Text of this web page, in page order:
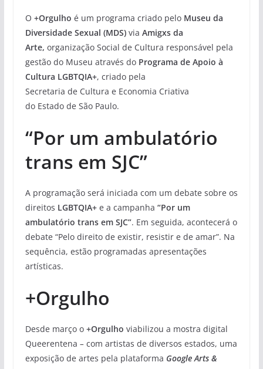
O +Orgulho é um programa criado pelo Museu da
Diversidade Sexual (MDS) via Amigxs da
Arte, organização Social de Cultura responsável pela
gestão do Museu através do Programa de Apoio à
Cultura LGBTQIA+, criado pela
Secretaria de Cultura e Economia Criativa
do Estado de São Paulo.
“Por um ambulatório
trans em SJC”
A programação será iniciada com um debate sobre os
direitos LGBTQIA+e a campanha “Por um
ambulatório trans em SJC”. Em seguida, acontecerá o
debate “Pelo direito de existir, resistir e de amar”. Na
sequência, estão programadas apresentações
artísticas.
+Orgulho
Desde março o +Orgulho viabilizou a mostra digital
Queerentena – com artistas de diversos estados, uma
exposição de artes pela plataforma Google Arts &